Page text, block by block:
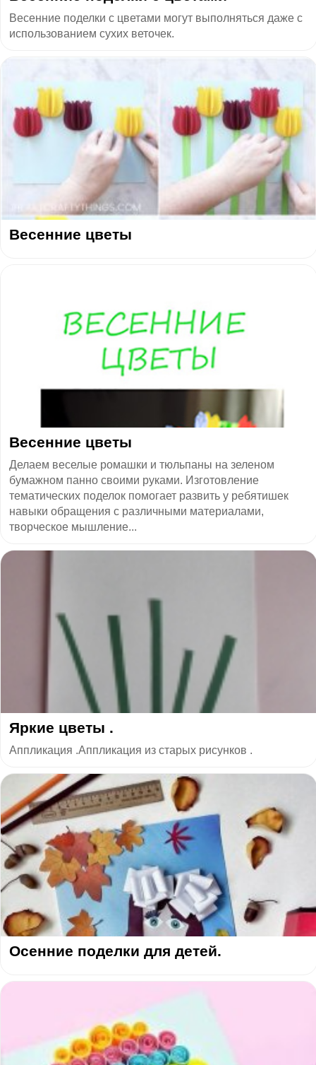
Весенние поделки с цветами могут выполняться даже с
использованием сухих веточек.
Весенние цветы
Весенние цветы
Делаем веселые ромашки и тюльпаны на зеленом
бумажном панно своими руками. Изготовление
тематических поделок помогает развить у ребятишек
навыки обращения с различными материалами,
творческое мышление...
Яркие цветы .
Аппликация .Аппликация из старых рисунков .
Осенние поделки для детей.